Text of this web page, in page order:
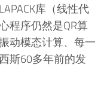
库（线性代
程序仍然是QR算
动模态计算、每一
斯60多年前的发